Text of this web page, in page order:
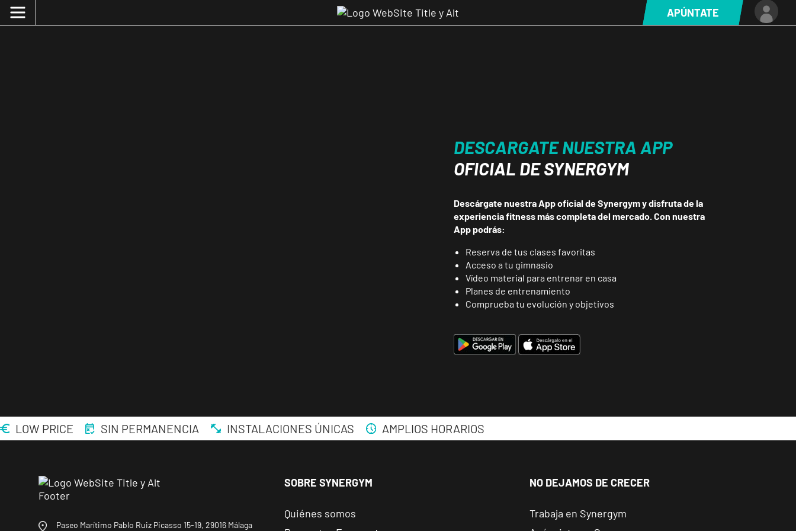
APÚNTATE
Málaga Los Tilos
DESCARGATE NUESTRA APP
OFICIAL DE SYNERGYM
Descárgate nuestra App oficial de Synergym y disfruta de la
experiencia fitness más completa del mercado. Con nuestra
App podrás:
Reserva de tus clases favoritas
Acceso a tu gimnasio
Vídeo material para entrenar en casa
Planes de entrenamiento
Comprueba tu evolución y objetivos
LOW PRICE SIN PERMANENCIA INSTALACIONES ÚNICAS AMPLIOS HORARIOS
Paseo Marítimo Pablo Ruiz Picasso 15-19, 29016 Málaga
SOBRE SYNERGYM
Quiénes somos
NO DEJAMOS DE CRECER
Trabaja en Synergym